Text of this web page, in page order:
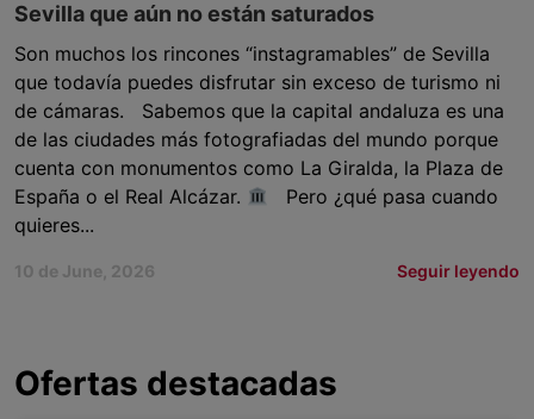
Sevilla que aún no están saturados
Son muchos los rincones “instagramables” de Sevilla
que todavía puedes disfrutar sin exceso de turismo ni
de cámaras. Sabemos que la capital andaluza es una
de las ciudades más fotografiadas del mundo porque
cuenta con monumentos como La Giralda, la Plaza de
España o el Real Alcázar.
Pero ¿qué pasa cuando
quieres...
10 de June, 2026 Seguir leyendo
Ofertas destacadas